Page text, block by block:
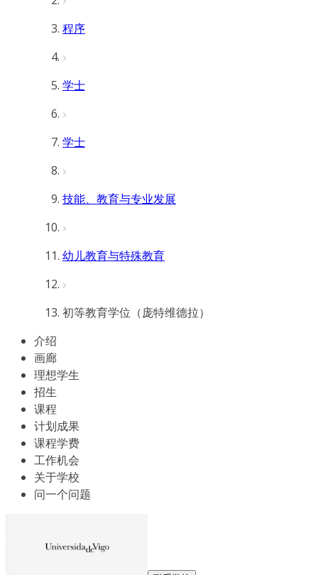
程序
学士
学士
技能、教育与专业发展
幼儿教育与特殊教育
初等教育学位（庞特维德拉）
介绍
画廊
理想学生
招生
课程
计划成果
课程学费
工作机会
关于学校
问一个问题